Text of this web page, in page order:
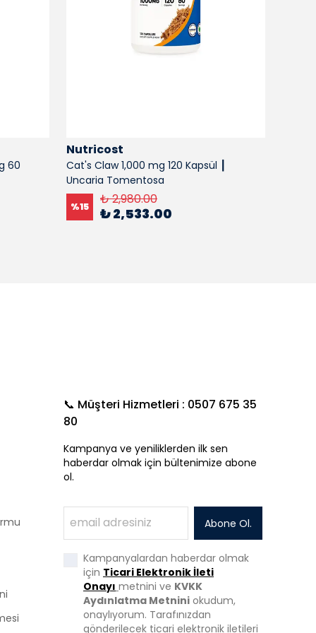
60
Nutricost
Cat's Claw 1,000 mg 120 Kapsül ┃
Uncaria Tomentosa
%15 ₺ 2,980.00
₺ 2,533.00
📞 Müşteri Hizmetleri : 0507 675 35
80
Kampanya ve yeniliklerden ilk sen
haberdar olmak için bültenimize abone
ol.
Abone Ol.
Kampanyalardan haberdar olmak
için Ticari Elektronik İleti
Onayı metnini ve KVKK
Aydınlatma Metnini okudum,
onaylıyorum. Tarafınızdan
gönderilecek ticari elektronik iletileri